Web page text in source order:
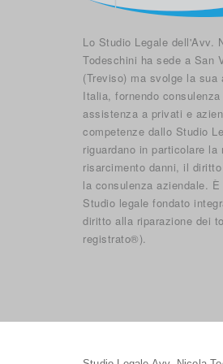
Lo Studio Legale dell'Avv.
Todeschini ha sede a San
(Treviso) ma svolge la
Italia, fornendo
assistenza a privati e
competenze dallo Studio
riguardano in particolare la
risarcimento danni, il
la consulenza aziendale.
Studio legale fondato
diritto alla riparazione dei
registrato®).